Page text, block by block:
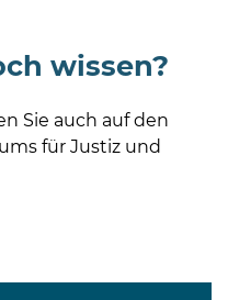
wissen?
Sie auch auf den
für Justiz und